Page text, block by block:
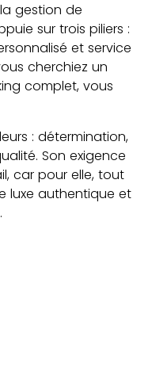
gestion de
sur trois piliers :
et service
cherchiez un
complet, vous
: détermination,
Son exigence
car pour elle, tout
luxe authentique et